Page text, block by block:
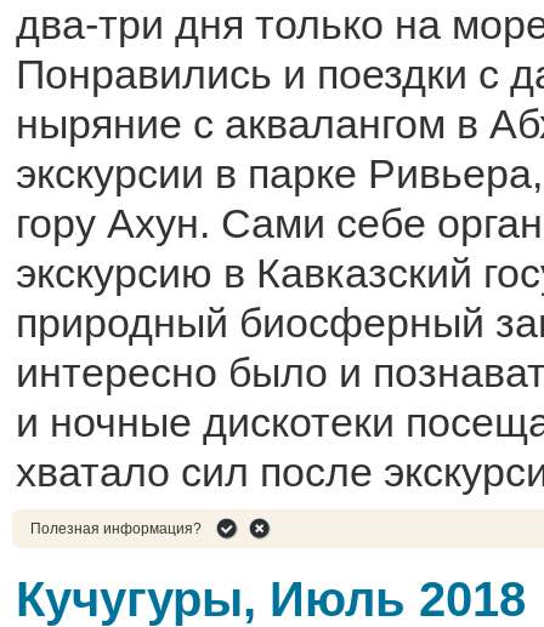
два-три дня только на
Понравились и поездки с
ныряние с аквалангом в
экскурсии в парке
гору Ахун. Сами себе
экскурсию в Кавказский
природный биосферный
интересно было и
и ночные дискотеки
хватало сил после
Полезная информация?
Кучугуры, Июль 2018